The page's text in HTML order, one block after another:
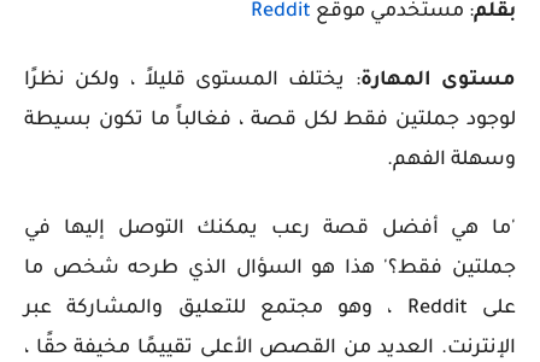
بقلم: مستخدمي موقع Reddit
مستوى المهارة: يختلف المستوى قليلاً ، ولكن نظرًا
لوجود جملتين فقط لكل قصة ، فغالباً ما تكون بسيطة
وسهلة الفهم.
'ما هي أفضل قصة رعب يمكنك التوصل إليها في
جملتين فقط؟' هذا هو السؤال الذي طرحه شخص ما
على Reddit ، وهو مجتمع للتعليق والمشاركة عبر
الإنترنت. العديد من القصص الأعلى تقييمًا مخيفة حقًا ،